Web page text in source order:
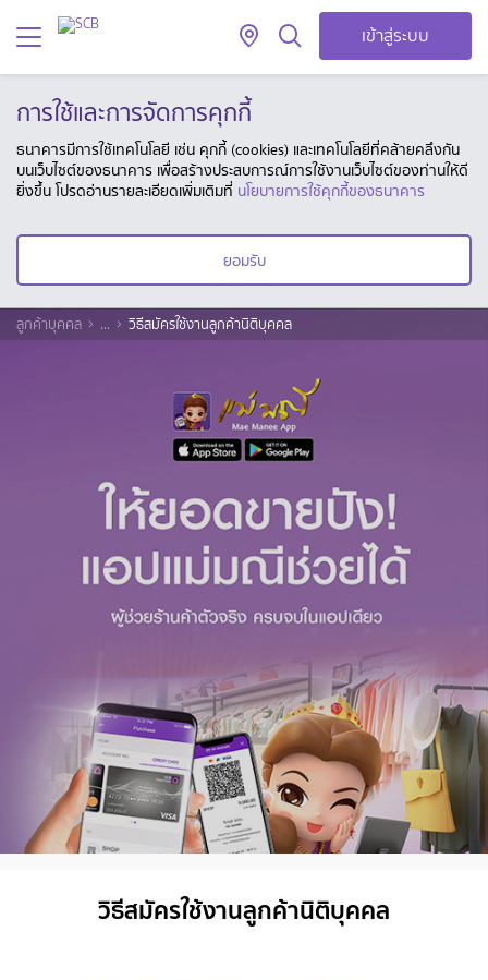
เข้าสู่ระบบ
การใช้และการจัดการคุกกี้
ธนาคารมีการใช้เทคโนโลยี เช่น คุกกี้ (cookies) และเทคโนโลยีที่คล้ายคลึงกัน
บนเว็บไซต์ของธนาคาร เพื่อสร้างประสบการณ์การใช้งานเว็บไซต์ของท่านให้ดี
ยิ่งขึ้น โปรดอ่านรายละเอียดเพิ่มเติมที่ นโยบายการใช้คุกกี้ของธนาคาร
ยอมรับ
ลูกค้าบุคคล ... วิธีสมัครใช้งานลูกค้านิติบุคคล
วิธีสมัครใช้งานลูกค้านิติบุคคล